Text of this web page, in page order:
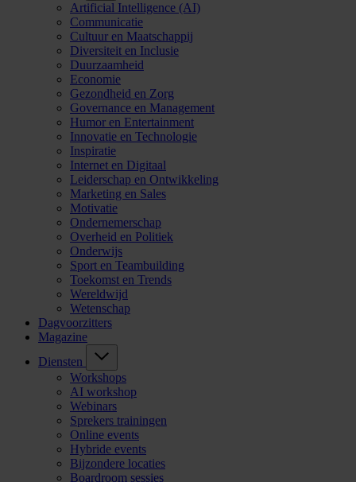
Artificial Intelligence (AI)
Communicatie
Cultuur en Maatschappij
Diversiteit en Inclusie
Duurzaamheid
Economie
Gezondheid en Zorg
Governance en Management
Humor en Entertainment
Innovatie en Technologie
Inspiratie
Internet en Digitaal
Leiderschap en Ontwikkeling
Marketing en Sales
Motivatie
Ondernemerschap
Overheid en Politiek
Onderwijs
Sport en Teambuilding
Toekomst en Trends
Wereldwijd
Wetenschap
Dagvoorzitters
Magazine
Diensten
Workshops
AI workshop
Webinars
Sprekers trainingen
Online events
Hybride events
Bijzondere locaties
Boardroom sessies